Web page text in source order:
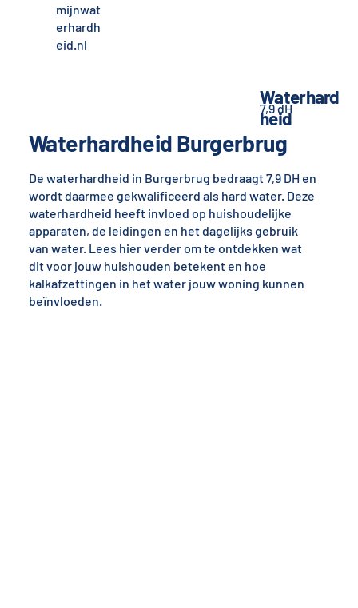
mijnwat
erhardh
eid.nl
Waterhardheid Burgerbrug
De waterhardheid in Burgerbrug bedraagt 7,9 DH en
wordt daarmee gekwalificeerd als hard water. Deze
waterhardheid heeft invloed op huishoudelijke
apparaten, de leidingen en het dagelijks gebruik
van water. Lees hier verder om te ontdekken wat
dit voor jouw huishouden betekent en hoe
kalkafzettingen in het water jouw woning kunnen
beïnvloeden.
Waterhard
heid
7,9 dH